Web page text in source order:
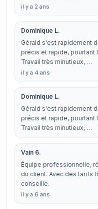
il y a 2 ans
Dominique L.
Gérald s'est rapidement
précis et rapide,
Travail très minutieux, …
il y a 4 ans
Dominique L.
Gérald s'est rapidement
précis et rapide,
Travail très minutieux, …
Vain 6.
Équipe professionnelle,
du client. Avec des tarifs
conseille.
il y a 6 ans